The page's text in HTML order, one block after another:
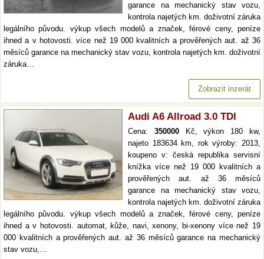
garance na mechanický stav vozu,
kontrola najetých km. doživotní záruka
legálního původu. výkup všech modelů a značek, férové ceny, peníze
ihned a v hotovosti. více než 19 000 kvalitních a prověřených aut. až 36
měsíců garance na mechanický stav vozu, kontrola najetých km. doživotní
záruka…
Zobrazit inzerát
Audi A6 Allroad 3.0 TDI
Cena: 350000Kč, výkon 180 kw,
najeto 183634 km, rok výroby: 2013,
koupeno v: česká republika servisní
knížka více než 19 000 kvalitních a
prověřených aut. až 36 měsíců
garance na mechanický stav vozu,
kontrola najetých km. doživotní záruka
legálního původu. výkup všech modelů a značek, férové ceny, peníze
ihned a v hotovosti. automat, kůže, navi, xenony, bi-xenony více než 19
000 kvalitních a prověřených aut. až 36 měsíců garance na mechanický
stav vozu,…